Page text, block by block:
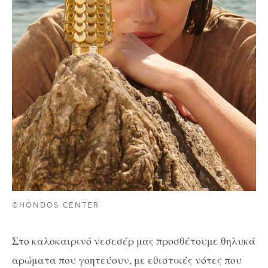
©HONDOS CENTER
Στο καλοκαιρινό νεσεσέρ μας προσθέτουμε θηλυκά
αρώματα που γοητεύουν, με εθιστικές νότες που